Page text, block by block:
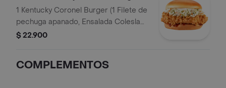
1 Kentucky Coronel Burger (1 Filete de
pechuga apanado, Ensalada Coleslaw,
BBQ y mantequilla)
$ 22.900
COMPLEMENTOS